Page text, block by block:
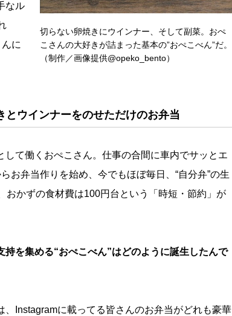
切らない卵焼きにウインナー、そして副菜。おぺ
こさんの大好きが詰まった基本の”おぺこべん”だ。
（制作／画像提供@opeko_bento）
なル
に
とウインナーをのせただけのお弁当
て働くおぺこさん。仕事の合間に車内でサッとエ
お弁当作りを始め、今でもほぼ毎日、“自分弁”の生
おかずの食材費は100円台という「時短・節約」が
を集める“おぺこべん”はどのように誕生したんで
Instagramに載ってる皆さんのお弁当がどれも豪華